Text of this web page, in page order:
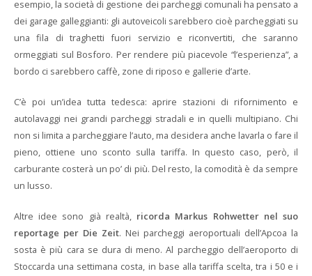
esempio, la società di gestione dei parcheggi comunali ha pensato a
dei garage galleggianti: gli autoveicoli sarebbero cioè parcheggiati su
una fila di traghetti fuori servizio e riconvertiti, che saranno
ormeggiati sul Bosforo. Per rendere più piacevole “l’esperienza”, a
bordo ci sarebbero caffè, zone di riposo e gallerie d’arte.
C’è poi un’idea tutta tedesca: aprire stazioni di rifornimento e
autolavaggi nei grandi parcheggi stradali e in quelli multipiano. Chi
non si limita a parcheggiare l’auto, ma desidera anche lavarla o fare il
pieno, ottiene uno sconto sulla tariffa. In questo caso, però, il
carburante costerà un po’ di più. Del resto, la comodità è da sempre
un lusso.
Altre idee sono già realtà, ricorda Markus Rohwetter nel suo
reportage per Die Zeit. Nei parcheggi aeroportuali dell’Apcoa la
sosta è più cara se dura di meno. Al parcheggio dell’aeroporto di
Stoccarda una settimana costa, in base alla tariffa scelta, tra i 50 e i